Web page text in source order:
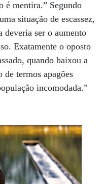
é mentira.” Segundo
situação de escassez,
deveria ser o aumento
Exatamente o oposto
quando baixou a
termos apagões
incomodada.”